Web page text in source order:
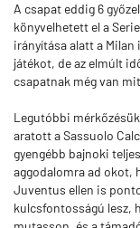
A csapat eddig 6
könyvelhetett el a
irányítása alatt a
játékot, de az elmúlt
csapatnak még van
Legutóbbi
aratott a Sassuolo
gyengébb bajnoki
aggodalomra ad okot,
Juventus ellen is
kulcsfontosságú lesz,